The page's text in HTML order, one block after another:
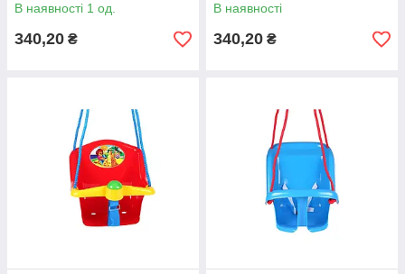
В наявності 1 од.
340,20 ₴
В наявності
340,20 ₴